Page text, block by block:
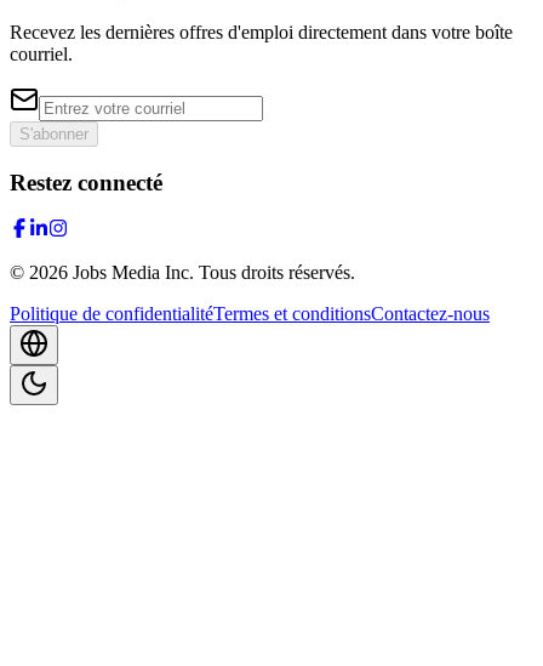
Recevez les dernières offres d'emploi directement dans votre boîte
courriel.
S'abonner
Restez connecté
© 2026 Jobs Media Inc. Tous droits réservés.
Politique de confidentialitéTermes et conditionsContactez-nous